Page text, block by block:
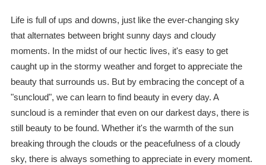
Life is full of ups and downs, just like the ever-changing sky
that alternates between bright sunny days and cloudy
moments. In the midst of our hectic lives, it's easy to get
caught up in the stormy weather and forget to appreciate the
beauty that surrounds us. But by embracing the concept of a
"suncloud", we can learn to find beauty in every day. A
suncloud is a reminder that even on our darkest days, there is
still beauty to be found. Whether it's the warmth of the sun
breaking through the clouds or the peacefulness of a cloudy
sky, there is always something to appreciate in every moment.